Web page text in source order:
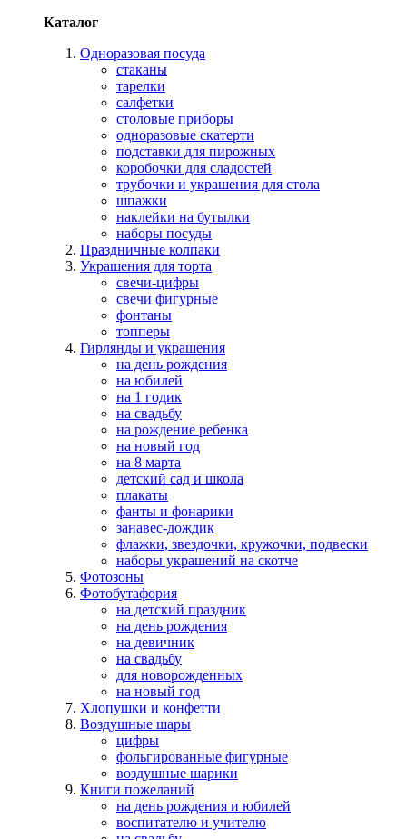
Каталог
Одноразовая посуда
стаканы
тарелки
салфетки
столовые приборы
одноразовые скатерти
подставки для пирожных
коробочки для сладостей
трубочки и украшения для стола
шпажки
наклейки на бутылки
наборы посуды
Праздничные колпаки
Украшения для торта
свечи-цифры
свечи фигурные
фонтаны
топперы
Гирлянды и украшения
на день рождения
на юбилей
на 1 годик
на свадьбу
на рождение ребенка
на новый год
на 8 марта
детский сад и школа
плакаты
фанты и фонарики
занавес-дождик
флажки, звездочки, кружочки, подвески
наборы украшений на скотче
Фотозоны
Фотобутафория
на детский праздник
на день рождения
на девичник
на свадьбу
для новорожденных
на новый год
Хлопушки и конфетти
Воздушные шары
цифры
фольгированные фигурные
воздушные шарики
Книги пожеланий
на день рождения и юбилей
воспитателю и учителю